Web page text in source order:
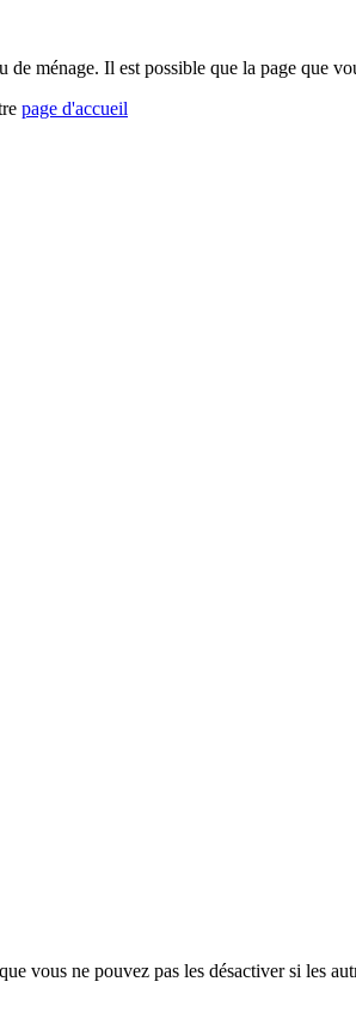
ménage. Il est possible que la page que
page d'accueil
vous ne pouvez pas les désactiver si les